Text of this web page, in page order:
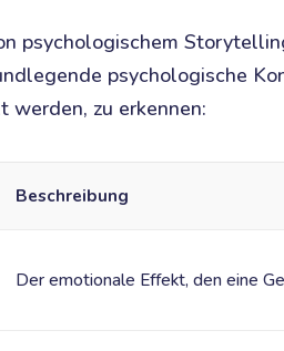
psychologischem
psychologische
zu erkennen:
Beschreibung
Der emotionale Effekt, den eine